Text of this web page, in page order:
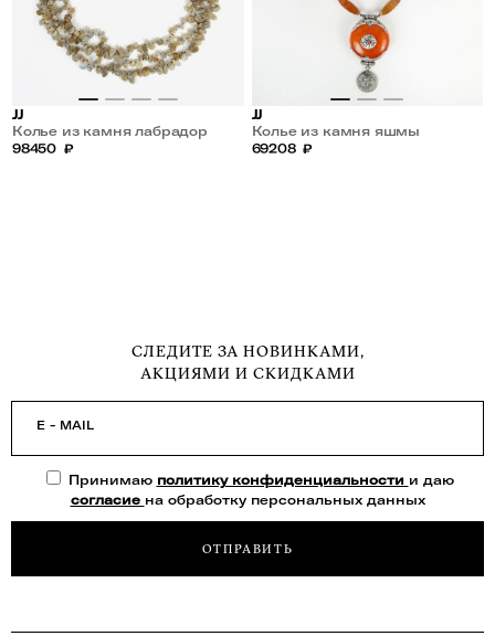
JJ
Колье из камня лабрадор
98450 ₽
JJ
Колье из камня яшмы
69208 ₽
СЛЕДИТЕ ЗА НОВИНКАМИ,
АКЦИЯМИ И СКИДКАМИ
E - MAIL
Принимаю политику конфиденциальности и даю
согласие на обработку персональных данных
ОТПРАВИТЬ